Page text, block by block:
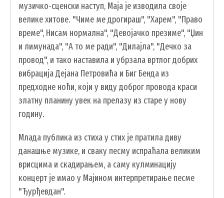
ПИСАРНИЦА
ВИРТУЕЛНИ МАТИЧАР
КОНКУРСИ, ПОЗИВИ, ОБАВЕШТЕЊА
ПОДНОШЕЊЕ ЗАХТЕВА УРБАНИЗАМ
ГИС ЧАЈЕТИНА
ПОСТАВИТЕ НАМ ПИТАЊЕ
ДОКУМЕНТА
КОНТАКТИ
ЗАПОСЛЕНИ У ОПШТИНСКОЈ УПРАВИ
музичко-сценски наступ, Маја је изводила своје
велике хитове. "Чиме ме дрогираш", "Харем", "Право
време", Нисам нормална", "Девојачко презиме", "Џин
и лимунада", "А то ме ради", "Дилајла", "Дечко за
провод", и тако наставила и убрзала вртлог добрих
вибрација Дејана Петровића и Биг Бенда из
предходне ноћи, који у виду доброг провода краси
златну планину увек на прелазу из старе у нову
годину.
Млада публика из стиха у стих је пратила диву
данашње музике, и сваку песму испраћала великим
врисцима и скадирањем, а саму кулминацију
концерт је имао у Мајином интерпретирање песме
"Ђурђевдан".